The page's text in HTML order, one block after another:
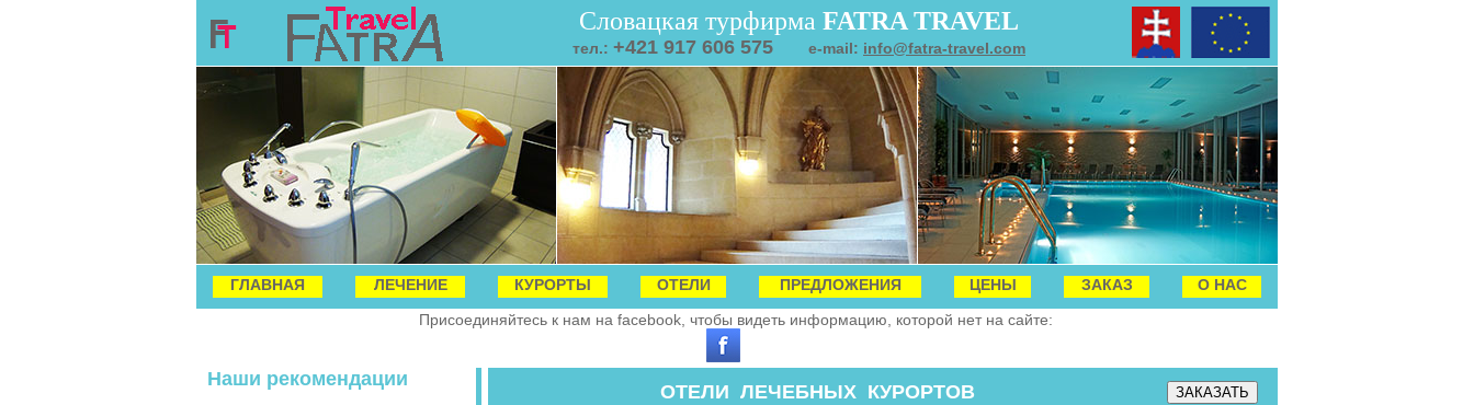
Словацкая турфирма FATRA TRAVEL
тел.: +421 917 606 575 e-mail: info@fatra-travel.com
ГЛАВНАЯ ЛЕЧЕНИЕ КУРОРТЫ ОТЕЛИ ПРЕДЛОЖЕНИЯ ЦЕНЫ ЗАКАЗ
О НАС
Присоединяйтесь к нам на facebook, чтобы видеть информацию, которой нет на сайте:
Наши рекомендации
ОТЕЛИ ЛЕЧЕБНЫХ КУРОРТОВ